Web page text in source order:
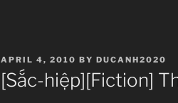
POSTED
ON
APRIL 4, 2010 BY DUCANH2020
[Sắc-hiệp][Fiction]